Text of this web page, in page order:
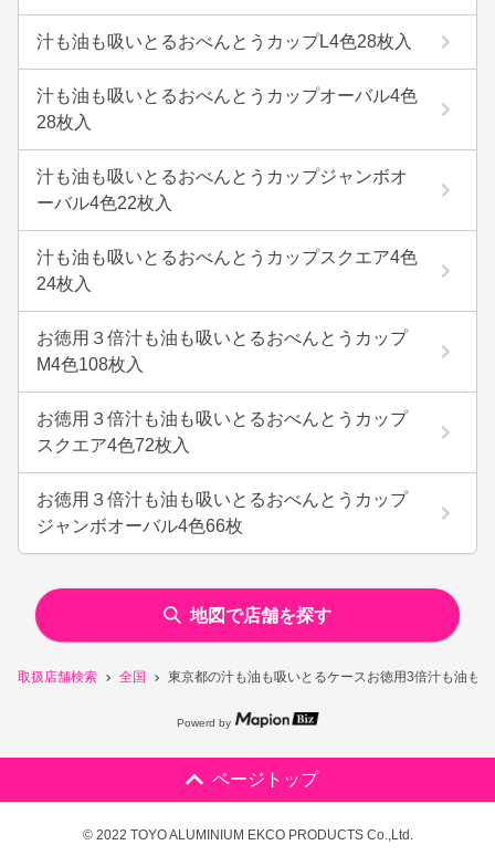
取扱店舗検索 全国 東京都の汁も油も吸いとるケースお徳用3倍汁も油も
汁も油も吸いとるおべんとうカップL4色28枚入
汁も油も吸いとるおべんとうカップオーバル4色
28枚入
汁も油も吸いとるおべんとうカップジャンボオ
ーバル4色22枚入
汁も油も吸いとるおべんとうカップスクエア4色
24枚入
お徳用３倍汁も油も吸いとるおべんとうカップ
M4色108枚入
お徳用３倍汁も油も吸いとるおべんとうカップ
スクエア4色72枚入
お徳用３倍汁も油も吸いとるおべんとうカップ
ジャンボオーバル4色66枚
地図で店舗を探す
Powerd by
ページトップ
© 2022 TOYO ALUMINIUM EKCO PRODUCTS Co.,Ltd.